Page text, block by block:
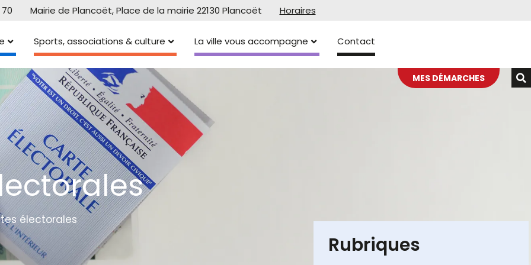
Mairie de Plancoët, Place de la mairie 22130 Plancoët Horaires
Sports, associations & culture La ville vous accompagne Contact
MES DÉMARCHES
électorales
Rubriques